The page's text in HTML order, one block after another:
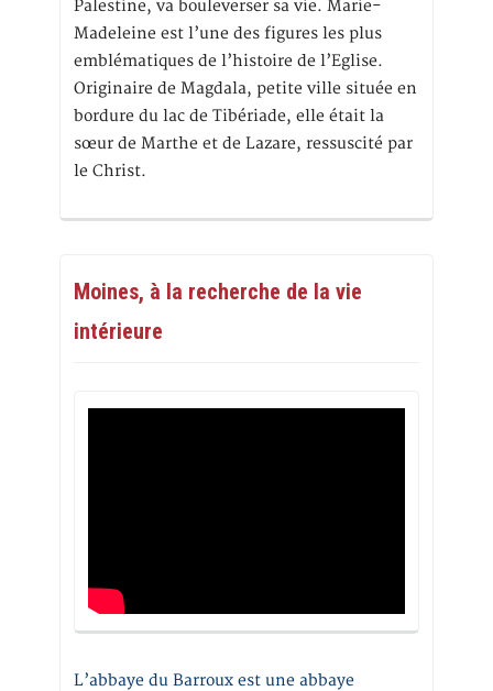
Palestine, va bouleverser sa vie. Marie-
Madeleine est l’une des figures les plus
emblématiques de l’histoire de l’Eglise.
Originaire de Magdala, petite ville située en
bordure du lac de Tibériade, elle était la
sœur de Marthe et de Lazare, ressuscité par
le Christ.
Moines, à la recherche de la vie
intérieure
L’abbaye du Barroux est une abbaye